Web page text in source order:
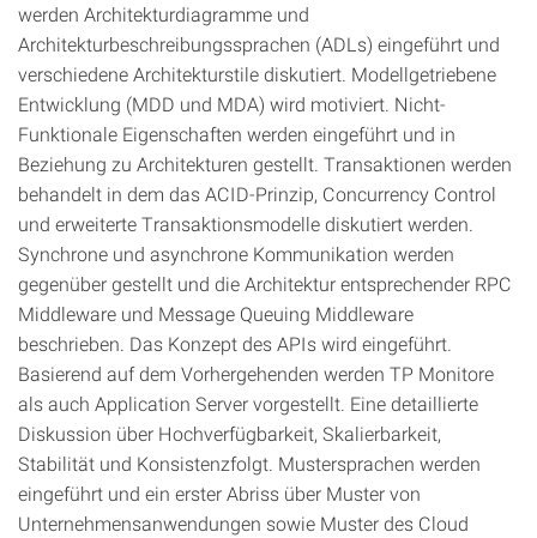
werden Architekturdiagramme und
Architekturbeschreibungssprachen (ADLs) eingeführt und
verschiedene Architekturstile diskutiert. Modellgetriebene
Entwicklung (MDD und MDA) wird motiviert. Nicht-
Funktionale Eigenschaften werden eingeführt und in
Beziehung zu Architekturen gestellt. Transaktionen werden
behandelt in dem das ACID-Prinzip, Concurrency Control
und erweiterte Transaktionsmodelle diskutiert werden.
Synchrone und asynchrone Kommunikation werden
gegenüber gestellt und die Architektur entsprechender RPC
Middleware und Message Queuing Middleware
beschrieben. Das Konzept des APIs wird eingeführt.
Basierend auf dem Vorhergehenden werden TP Monitore
als auch Application Server vorgestellt. Eine detaillierte
Diskussion über Hochverfügbarkeit, Skalierbarkeit,
Stabilität und Konsistenzfolgt. Mustersprachen werden
eingeführt und ein erster Abriss über Muster von
Unternehmensanwendungen sowie Muster des Cloud